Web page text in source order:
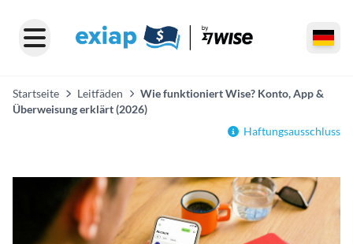
Startseite Leitfäden
Wie funktioniert Wise? Konto, App &
Überweisung erklärt (2026)
Haftungsausschluss